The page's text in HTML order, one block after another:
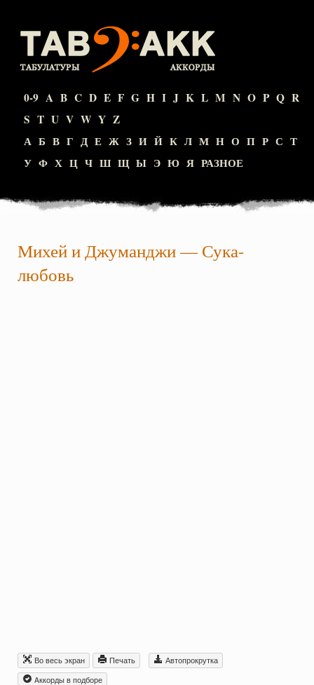
0-9 A B C D E F G H I J K L M N O P Q R
S T U V W Y Z
А Б В Г Д Е Ж З И Й К Л М Н О П Р С Т
У Ф Х Ц Ч Ш Щ Ы Э Ю Я РАЗНОЕ
Михей и Джуманджи—Сука-
любовь
Во весь экран Печать
Автопрокрутка
Aккорды в подборе